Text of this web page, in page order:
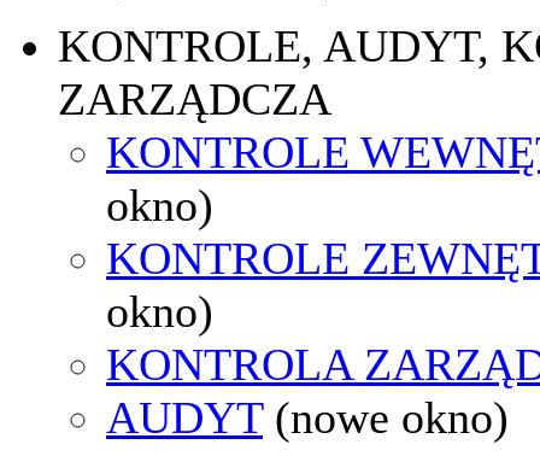
KONTROLE, AUDYT,
ZARZĄDCZA
KONTROLE
okno)
KONTROLE
okno)
KONTROLA
AUDYT (nowe okno)